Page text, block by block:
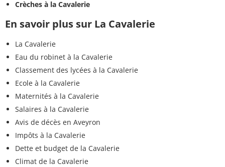
Crèches à la Cavalerie
En savoir plus sur La Cavalerie
La Cavalerie
Eau du robinet à la Cavalerie
Classement des lycées à la Cavalerie
Ecole à la Cavalerie
Maternités à la Cavalerie
Salaires à la Cavalerie
Avis de décès en Aveyron
Impôts à la Cavalerie
Dette et budget de la Cavalerie
Climat de la Cavalerie